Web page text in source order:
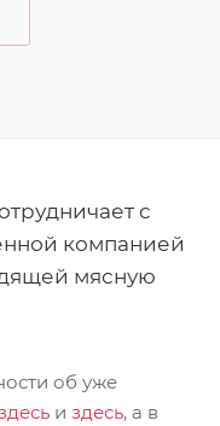
с
компанией
мясную
об уже
и здесь, а в